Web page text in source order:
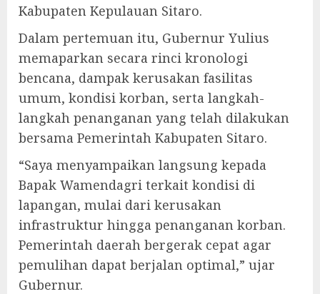
Kabupaten Kepulauan Sitaro.
Dalam pertemuan itu, Gubernur Yulius
memaparkan secara rinci kronologi
bencana, dampak kerusakan fasilitas
umum, kondisi korban, serta langkah-
langkah penanganan yang telah dilakukan
bersama Pemerintah Kabupaten Sitaro.
“Saya menyampaikan langsung kepada
Bapak Wamendagri terkait kondisi di
lapangan, mulai dari kerusakan
infrastruktur hingga penanganan korban.
Pemerintah daerah bergerak cepat agar
pemulihan dapat berjalan optimal,” ujar
Gubernur.